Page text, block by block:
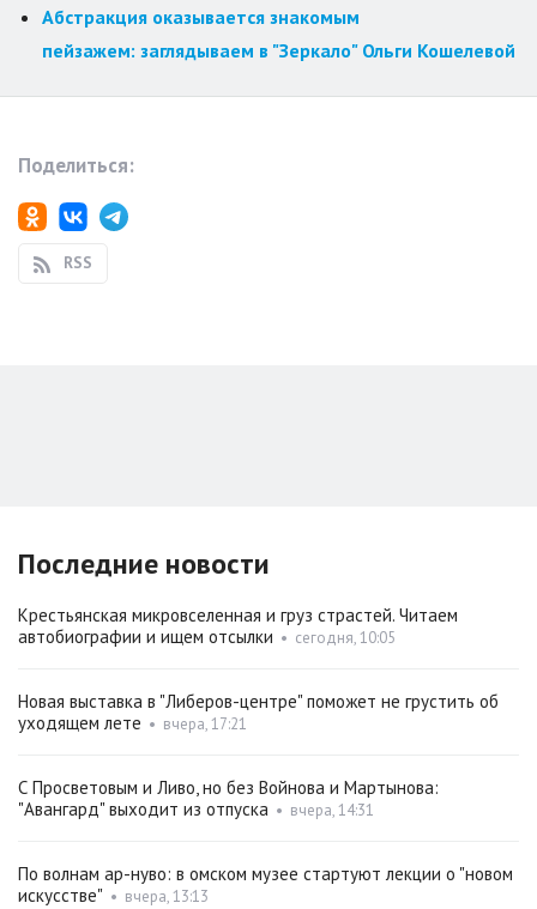
Абстракция оказывается знакомым
пейзажем: заглядываем в "Зеркало" Ольги Кошелевой
Поделиться:
RSS
Последние новости
Крестьянская микровселенная и груз страстей. Читаем
автобиографии и ищем отсылки • сегодня, 10:05
Новая выставка в "Либеров-центре" поможет не грустить об
уходящем лете • вчера, 17:21
С Просветовым и Ливо, но без Войнова и Мартынова:
"Авангард" выходит из отпуска • вчера, 14:31
По волнам ар-нуво: в омском музее стартуют лекции о "новом
искусстве" • вчера, 13:13